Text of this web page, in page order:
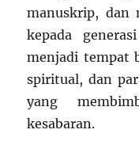
manuskrip, dan
kepada
menjadi tempat
spiritual, dan
yang
kesabaran.